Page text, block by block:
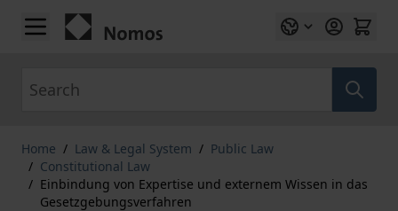
Skip to Content
Home / Law & Legal System / Public Law
/ Constitutional Law
/ Einbindung von Expertise und externem Wissen in das
Gesetzgebungsverfahren